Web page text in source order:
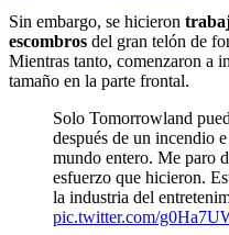
Sin embargo, se hicieron
escombros del gran telón de
Mientras tanto, comenzaron a
tamaño en la parte frontal.
Solo Tomorrowland
después de un incendio
mundo entero. Me paro
esfuerzo que hicieron.
la industria del
pic.twitter.com/